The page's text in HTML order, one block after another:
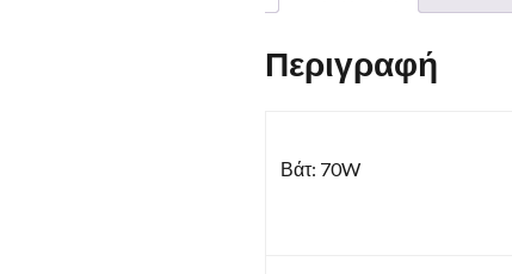
Περιγραφή
Βάτ: 70W